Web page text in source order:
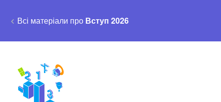
Всі матеріали про Вступ 2026